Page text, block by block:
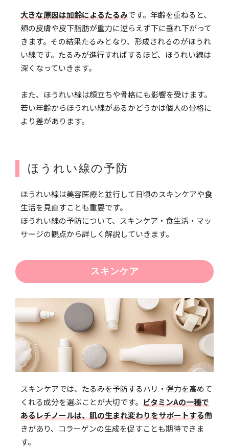
大きな原因は加齢によるたるみです。年齢を重ねると、
頬の皮膚や皮下脂肪が重力に逆らえず下に垂れ下がって
きます。その結果たるみとなり、形成されるのがほうれ
い線です。たるみが進行すればするほど、ほうれい線は
深くなっていきます。
また、ほうれい線は顔立ちや骨格にも影響を受けます。
若い年齢からほうれい線があるかどうかは個人の骨格に
より差があります。
ほうれい線の予防
ほうれい線は美容医療と並行して日頃のスキンケアや食
生活を見直すことも重要です。
ほうれい線の予防について、スキンケア・食生活・マッ
サージの観点から詳しく解説していきます。
スキンケア
スキンケアでは、たるみを予防するハリ・弾力を高めて
くれる成分を選ぶことが大切です。 ビタミンAの一種で
あるレチノールは、肌の生まれ変わりをサポートする働
きがあり、コラーゲンの生成を促すことも期待できま
す。